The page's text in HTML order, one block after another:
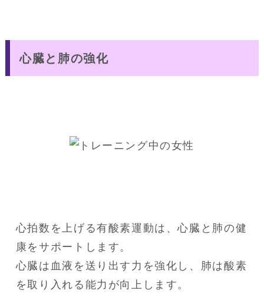
心臓と肺の強化
心拍数を上げる有酸素運動は、心臓と肺の健
康をサポートします。
心臓は血液を送り出す力を強化し、肺は酸素
を取り入れる能力が向上します。